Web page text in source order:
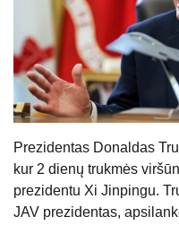
Prezidentas Donaldas
kur 2 dienų trukmės
prezidentu Xi Jinpingu.
JAV prezidentas,